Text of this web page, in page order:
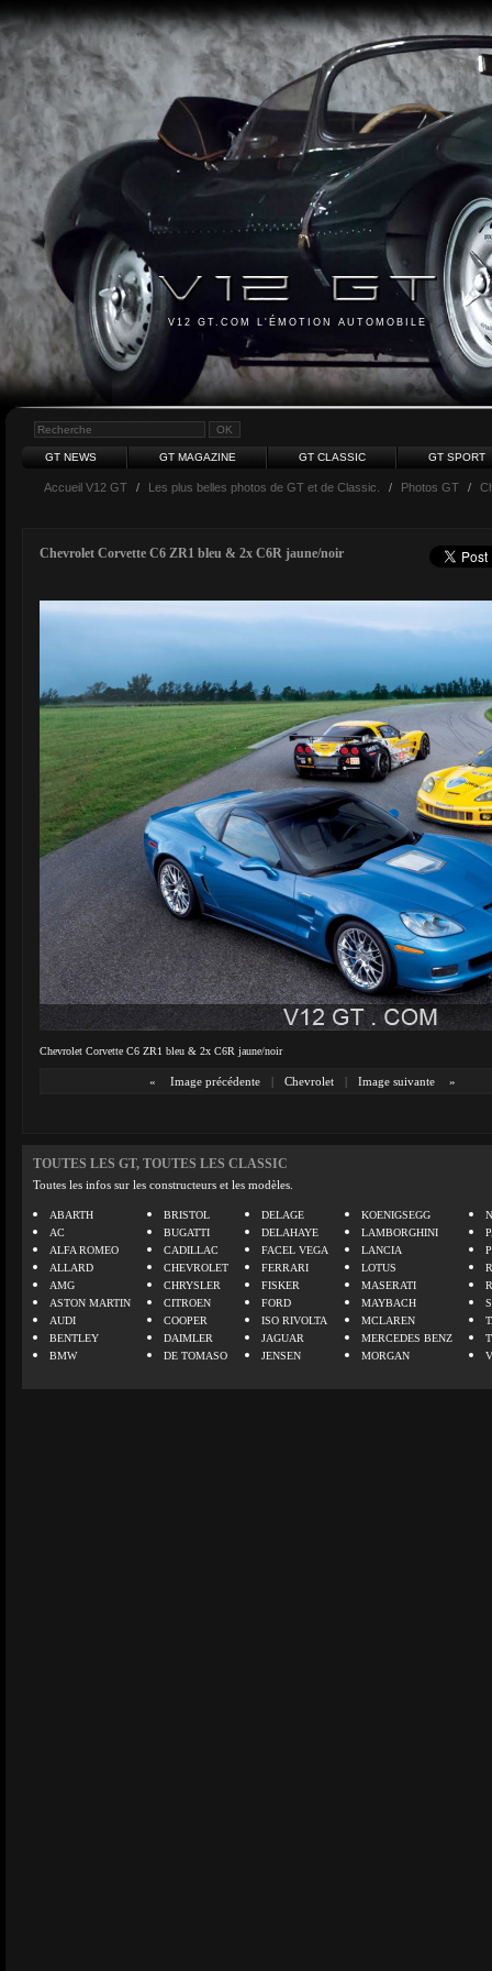
V12 GT.COM L'ÉMOTION AUTOMOBILE
GT NEWS GT MAGAZINE GT CLASSIC GT SPORT
Accueil V12 GT / Les plus belles photos de GT et de Classic. / Photos GT /
Chevrolet Corvette C6 ZR1 bleu & 2x C6R jaune/noir
Chevrolet Corvette C6 ZR1 bleu & 2x C6R jaune/noir
« Image précédente | Chevrolet | Image suivante »
TOUTES LES GT, TOUTES LES CLASSIC
Toutes les infos sur les constructeurs et les modèles.
ABARTH
AC
ALFA ROMEO
ALLARD
AMG
ASTON MARTIN
AUDI
BENTLEY
BMW
BRISTOL
BUGATTI
CADILLAC
CHEVROLET
CHRYSLER
CITROEN
COOPER
DAIMLER
DE TOMASO
DELAGE
DELAHAYE
FACEL VEGA
FERRARI
FISKER
FORD
ISO RIVOLTA
JAGUAR
JENSEN
KOENIGSEGG
LAMBORGHINI
LANCIA
LOTUS
MASERATI
MAYBACH
MCLAREN
MERCEDES BENZ
MORGAN